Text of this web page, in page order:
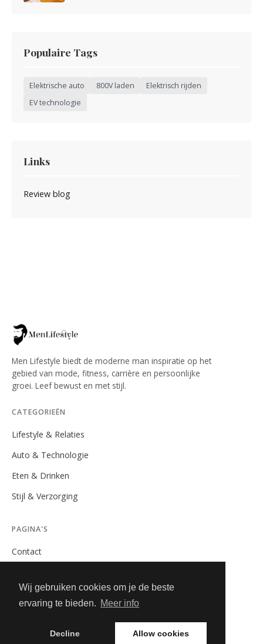
Wij gebruiken cookies om je de beste
ervaring te bieden. Meer info
Decline Allow cookies
Populaire Tags
Elektrische auto 800V laden
Elektrisch rijden
EV technologie
Links
Review blog
Men Lifestyle biedt de moderne man inspiratie op het
gebied van mode, fitness, carrière en persoonlijke
groei. Leef bewust en met stijl.
CATEGORIEËN
Lifestyle & Relaties
Auto & Technologie
Eten & Drinken
Stijl & Verzorging
PAGINA'S
Contact
Algemene Voorwaarden